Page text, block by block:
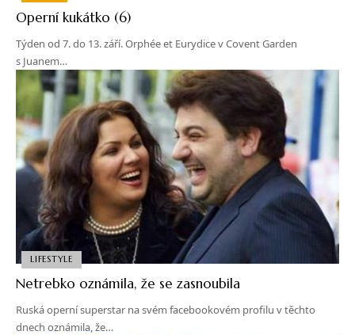
Operní kukátko (6)
Týden od 7. do 13. září. Orphée et Eurydice v Covent Garden
s Juanem…
LIFESTYLE
Netrebko oznámila, že se zasnoubila
Ruská operní superstar na svém facebookovém profilu v těchto
dnech oznámila, že…